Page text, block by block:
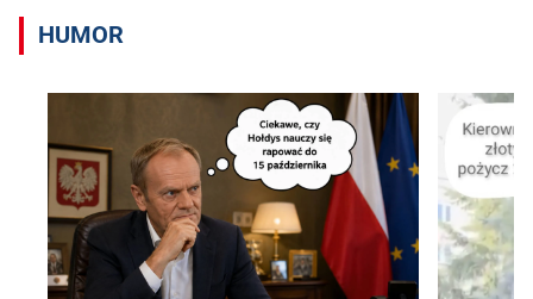
HUMOR